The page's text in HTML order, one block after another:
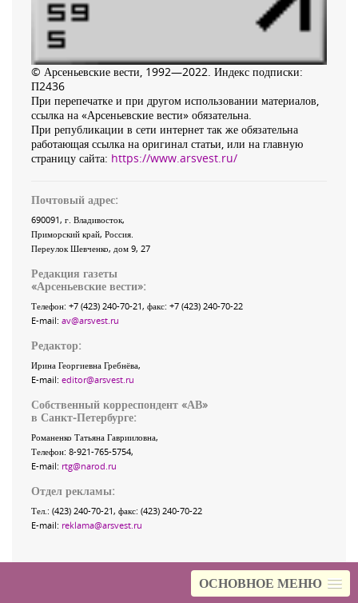
ОСНОВНОЕ МЕНЮ
© Арсеньевские вести, 1992—2022. Индекс подписки:
П2436
При перепечатке и при другом использовании материалов,
ссылка на «Арсеньевские вести» обязательна.
При републикации в сети интернет так же обязательна
работающая ссылка на оригинал статьи, или на главную
страницу сайта: https://www.arsvest.ru/
Почтовый адрес:
690091, г. Владивосток,
Приморский край, Россия
Переулок Шевченко, дом 9, 27
Редакция газеты
«Арсеньевские вести»:
Телефон: +7 (423) 240-70-21, факс: +7 (423) 240-70-22
E-mail: av@arsvest.ru
Редактор:
Ирина Георгиевна Гребнёва,
E-mail: editor@arsvest.ru
Собственный корреспондент «АВ»
в Санкт-Петербурге:
Романенко Татьяна Гаврииловна,
Телефон: 8-921-765-5754,
E-mail: rtg@narod.ru
Отдел рекламы:
Тел.: (423) 240-70-21, факс: (423) 240-70-22
E-mail: reklama@arsvest.ru